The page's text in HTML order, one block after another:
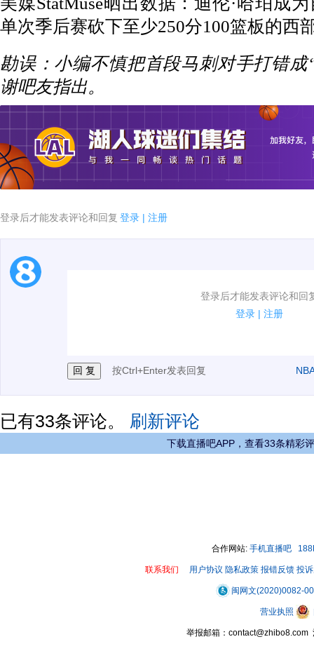
单次季后赛砍下至少250分100篮板的西
勘误：小编不慎把首段马刺对手打错
谢吧友指出。
登录后才能发表评论和回复 登录 | 注册
登录后才能发表评论和回
登录 | 注册
1.电脑端新用户可以发表评论了！
按Ctrl+Enter发表回复
已有33条评论。 刷新评论
下载直播吧APP，查看33条精彩
合作网站: 手机直播吧
联系我们 用户协议 隐私政策 报错反馈 投
闽网文(2020)0082-
营业执照
举报邮箱：